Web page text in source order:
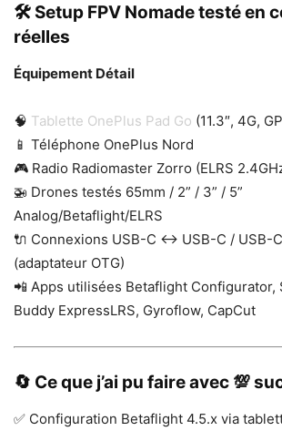
🛠️ Setup FPV Nomade testé en
réelles
Équipement Détail
🧠 Tablette OnePlus Pad Go (11.3″, 4G,
📱 Téléphone OnePlus Nord
🎮 Radio Radiomaster Zorro (ELRS
🚁 Drones testés 65mm / 2” / 3” / 5”
Analog/Betaflight/ELRS
🔌 Connexions USB-C ↔ USB-C /
(adaptateur OTG)
📲 Apps utilisées Betaflight Configurator,
Buddy ExpressLRS, Gyroflow, CapCut
🔄 Ce que j’ai pu faire avec 💯
✅ Configuration Betaflight 4.5.x via